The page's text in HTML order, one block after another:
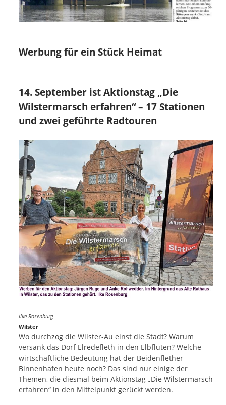
Werbung für ein Stück Heimat
14. September ist Aktionstag „Die
Wilstermarsch erfahren“ – 17 Stationen
und zwei geführte Radtouren
Ilke Rosenburg
Wilster
Wo durchzog die Wilster-Au einst die Stadt? Warum
versank das Dorf Elredefleth in den Elbfluten? Welche
wirtschaftliche Bedeutung hat der Beidenflether
Binnenhafen heute noch? Das sind nur einige der
Themen, die diesmal beim Aktionstag „Die Wilstermarsch
erfahren“ in den Mittelpunkt gerückt werden.